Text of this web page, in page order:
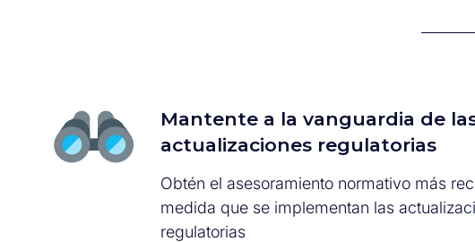
Mantente a la vanguardia de
actualizaciones regulatorias
Obtén el asesoramiento normativo más
medida que se implementan las
regulatorias